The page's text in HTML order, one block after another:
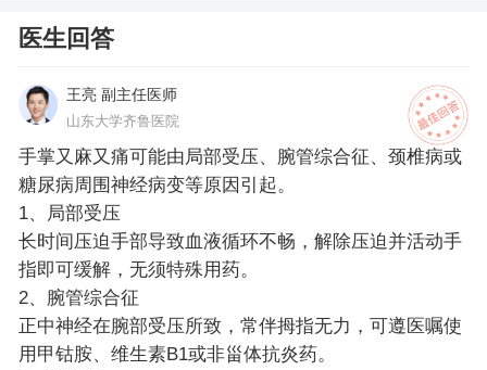
医生回答
王亮 副主任医师
山东大学齐鲁医院
手掌又麻又痛可能由局部受压、腕管综合征、颈椎病或
糖尿病周围神经病变等原因引起。
1、局部受压
长时间压迫手部导致血液循环不畅，解除压迫并活动手
指即可缓解，无须特殊用药。
2、腕管综合征
正中神经在腕部受压所致，常伴拇指无力，可遵医嘱使
用甲钴胺、维生素B1或非甾体抗炎药。